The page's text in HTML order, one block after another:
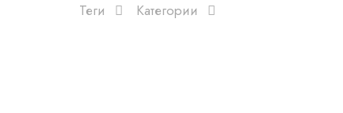
Категории
Теги